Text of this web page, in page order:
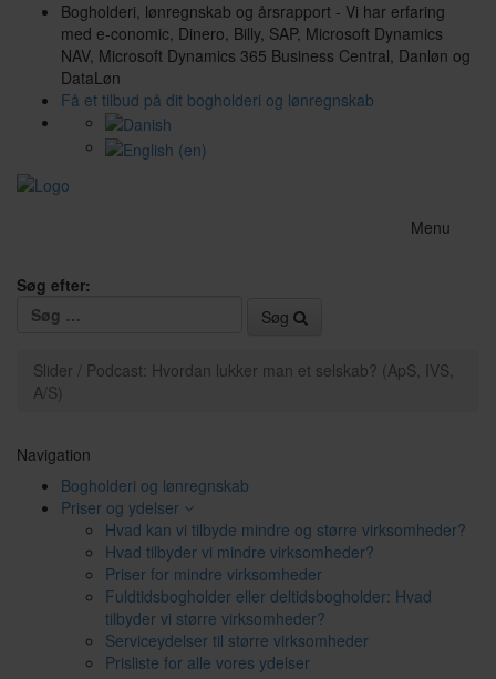
Bogholderi, lønregnskab og årsrapport - Vi har erfaring
med e-conomic, Dinero, Billy, SAP, Microsoft Dynamics
NAV, Microsoft Dynamics 365 Business Central, Danløn og
DataLøn
Få et tilbud på dit bogholderi og lønregnskab
Menu
Søg efter:
Søg
Slider / Podcast: Hvordan lukker man et selskab? (ApS, IVS,
A/S)
Navigation
Bogholderi og lønregnskab
Priser og ydelser
Hvad kan vi tilbyde mindre og større virksomheder?
Hvad tilbyder vi mindre virksomheder?
Priser for mindre virksomheder
Fuldtidsbogholder eller deltidsbogholder: Hvad
tilbyder vi større virksomheder?
Serviceydelser til større virksomheder
Prisliste for alle vores ydelser